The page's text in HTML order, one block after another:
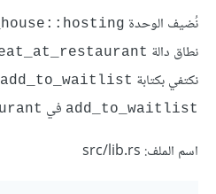
نُضيف الوحدة
نطاق دالة
نكتفي بكتابة
add_to_waitlist في
اسم الملف: src/lib.rs